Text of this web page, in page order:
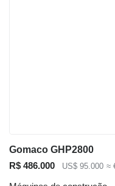
Gomaco GHP2800
R$ 486.000
US$ 95.000 ≈